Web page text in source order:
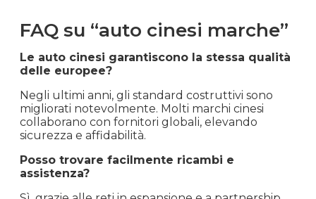
FAQ su “auto cinesi marche”
Le auto cinesi garantiscono la stessa qualità
delle europee?
Negli ultimi anni, gli standard costruttivi sono
migliorati notevolmente. Molti marchi cinesi
collaborano con fornitori globali, elevando
sicurezza e affidabilità.
Posso trovare facilmente ricambi e
assistenza?